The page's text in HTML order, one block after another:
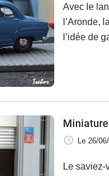
Avec le
l’Aronde,
l’idée de
Le 26/
Le saviez-